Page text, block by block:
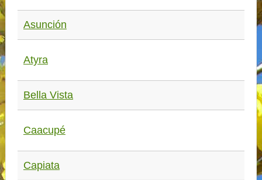
Asunción
Atyra
Bella Vista
Caacupé
Capiata